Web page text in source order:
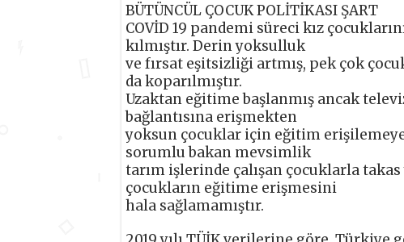
BÜTÜNCÜL ÇOCUK POLİTİKASI ŞART
COVİD 19 pandemi süreci kız
kılmıştır. Derin yoksulluk
ve fırsat eşitsizliği artmış, pek çok
da koparılmıştır.
Uzaktan eğitime başlanmış ancak
bağlantısına erişmekten
yoksun çocuklar için eğitim
sorumlu bakan mevsimlik
tarım işlerinde çalışan çocuklarla
çocukların eğitime erişmesini
hala sağlamamıştır.